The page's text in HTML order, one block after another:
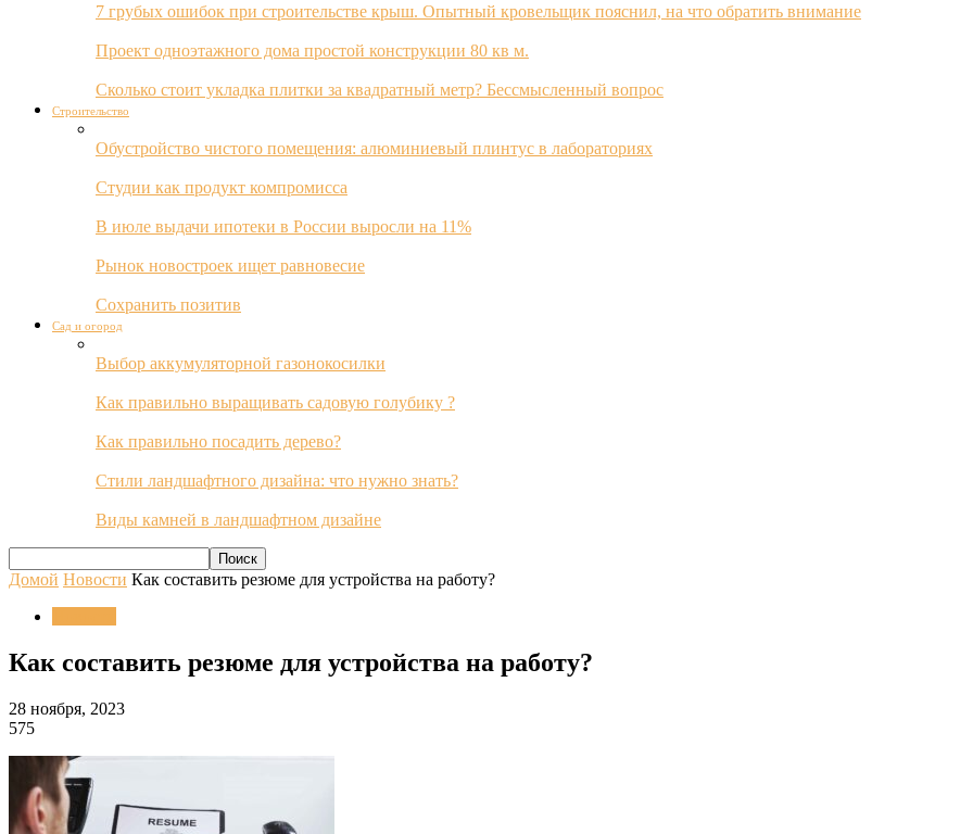
7 грубых ошибок при строительстве крыш. Опытный кровельщик пояснил, на что обратить внимание
Проект одноэтажного дома простой конструкции 80 кв м.
Сколько стоит укладка плитки за квадратный метр? Бессмысленный вопрос
Строительство
Обустройство чистого помещения: алюминиевый плинтус в лабораториях
Студии как продукт компромисса
В июле выдачи ипотеки в России выросли на 11%
Рынок новостроек ищет равновесие
Сохранить позитив
Сад и огород
Выбор аккумуляторной газонокосилки
Как правильно выращивать садовую голубику ?
Как правильно посадить дерево?
Стили ландшафтного дизайна: что нужно знать?
Виды камней в ландшафтном дизайне
Домой Новости Как составить резюме для устройства на работу?
Как составить резюме для устройства на работу?
28 ноября, 2023
575